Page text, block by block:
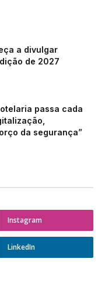
a divulgar
de 2027
passa cada
da segurança”
Instagram
LinkedIn